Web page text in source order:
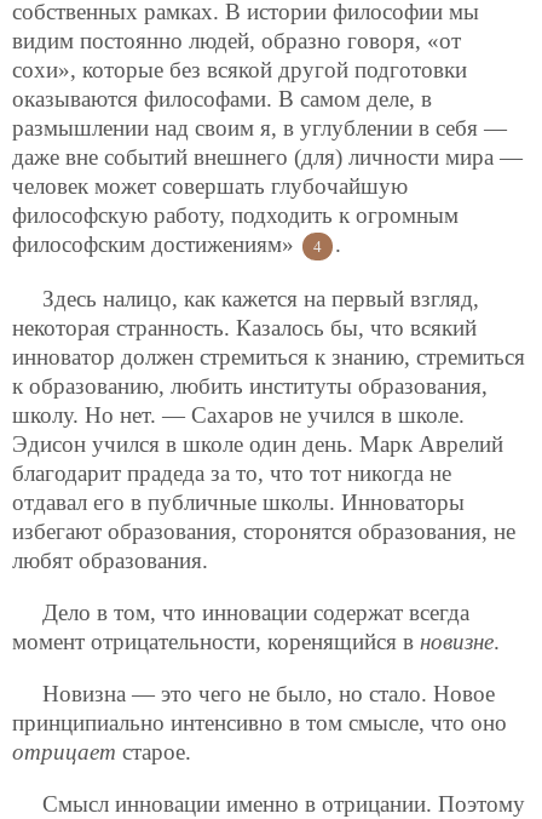
собственных рамках. В истории философии мы
видим постоянно людей, образно говоря, «от
сохи», которые без всякой другой подготовки
оказываются философами. В самом деле, в
размышлении над своим я, в углублении в себя —
даже вне событий внешнего (для) личности мира —
человек может совершать глубочайшую
философскую работу, подходить к огромным
философским достижениям»
4 .
Здесь налицо, как кажется на первый взгляд,
некоторая странность. Казалось бы, что всякий
инноватор должен стремиться к знанию, стремиться
к образованию, любить институты образования,
школу. Но нет. — Сахаров не учился в школе.
Эдисон учился в школе один день. Марк Аврелий
благодарит прадеда за то, что тот никогда не
отдавал его в публичные школы. Инноваторы
избегают образования, сторонятся образования, не
любят образования.
Дело в том, что инновации содержат всегда
момент отрицательности, коренящийся в новизне.
Новизна — это чего не было, но стало. Новое
принципиально интенсивно в том смысле, что оно
отрицает старое.
Смысл инновации именно в отрицании. Поэтому